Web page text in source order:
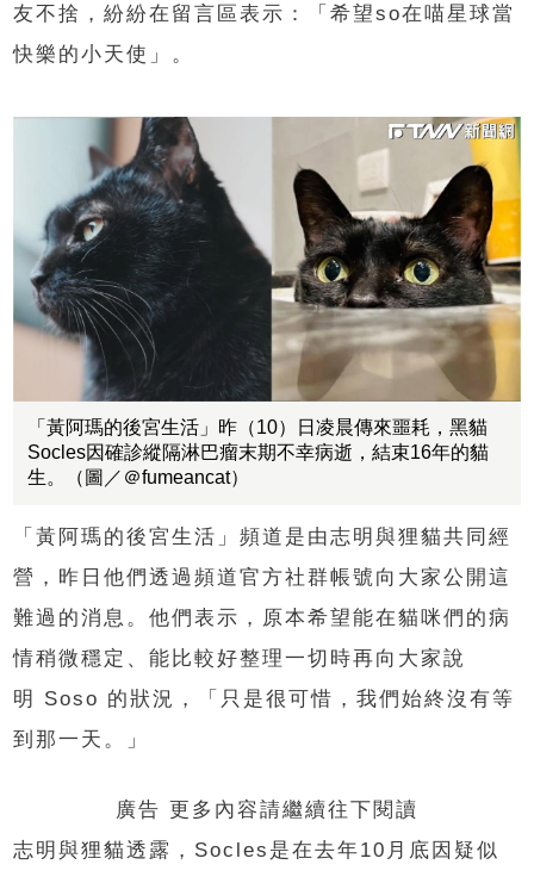
友不捨，紛紛在留言區表示：「希望so在喵星球當
快樂的小天使」。
「黃阿瑪的後宮生活」昨（10）日凌晨傳來噩耗，黑貓
Socles因確診縱隔淋巴瘤末期不幸病逝，結束16年的貓
生。（圖／＠fumeancat）
「黃阿瑪的後宮生活」頻道是由志明與狸貓共同經
營，昨日他們透過頻道官方社群帳號向大家公開這
難過的消息。他們表示，原本希望能在貓咪們的病
情稍微穩定、能比較好整理一切時再向大家說
明
Soso 的狀況，「只是很可惜，我們始終沒有等
到那一天。」
廣告 更多內容請繼續往下閱讀
志明與狸貓透露， Socles 是在去年10 月底因疑似